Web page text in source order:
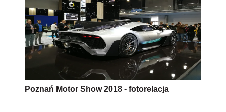
Poznań Motor Show 2018 - fotorelacja